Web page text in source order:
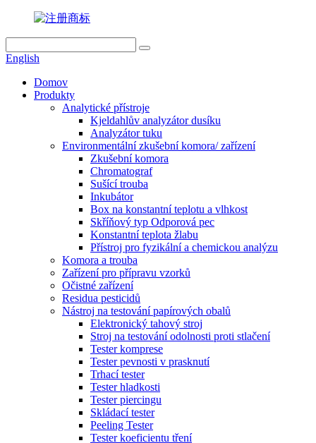
English
Domov
Produkty
Analytické přístroje
Kjeldahlův analyzátor dusíku
Analyzátor tuku
Environmentální zkušební komora/ zařízení
Zkušební komora
Chromatograf
Sušící trouba
Inkubátor
Box na konstantní teplotu a vlhkost
Skříňový typ Odporová pec
Konstantní teplota žlabu
Přístroj pro fyzikální a chemickou analýzu
Komora a trouba
Zařízení pro přípravu vzorků
Očistné zařízení
Residua pesticidů
Nástroj na testování papírových obalů
Elektronický tahový stroj
Stroj na testování odolnosti proti stlačení
Tester komprese
Tester pevnosti v prasknutí
Trhací tester
Tester hladkosti
Tester piercingu
Skládací tester
Peeling Tester
Tester koeficientu tření